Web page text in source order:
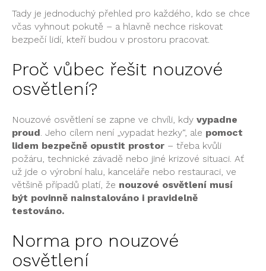
Tady je jednoduchý přehled pro každého, kdo se chce
včas vyhnout pokutě – a hlavně nechce riskovat
bezpečí lidí, kteří budou v prostoru pracovat.
Proč vůbec řešit nouzové
osvětlení?
Nouzové osvětlení se zapne ve chvíli, kdy vypadne
proud. Jeho cílem není „vypadat hezky“, ale pomoct
lidem bezpečně opustit prostor – třeba kvůli
požáru, technické závadě nebo jiné krizové situaci. Ať
už jde o výrobní halu, kanceláře nebo restauraci, ve
většině případů platí, že nouzové osvětlení musí
být povinně nainstalováno i pravidelně
testováno.
Norma pro nouzové
osvětlení